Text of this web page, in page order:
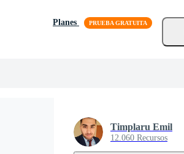
Planes
Timplaru Emil
12.060 Recursos